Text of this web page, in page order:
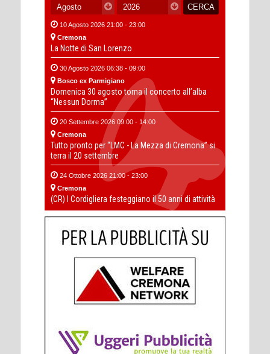
10 Agosto 2026 21:00 - 23:00
Cremona
La Notte di San Lorenzo
30 Agosto 2026 06:38 - 09:00
Bosco ex Parmigiano
Domenica 30 agosto torna il concerto all’alba
“Nessun Dorma”
20 Settembre 2026 09:00 - 14:00
Cremona
Tutto pronto per “LMC - La Mezza di Cremona” si
terra il 20 settembre
24 Ottobre 2026 21:00 - 23:00
Cremona
(CR) I Cordigliera festeggiano il 50 anni di attività